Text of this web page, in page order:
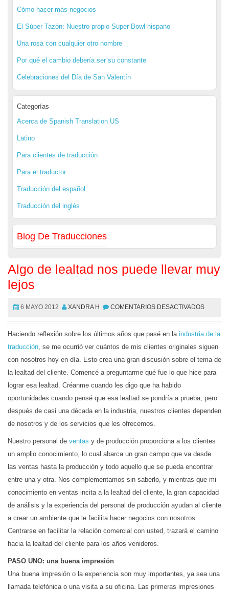
Cómo hacer más negocios
El Súper Tazón: Nuestro propio Super Bowl hispano
Una rosa con cualquier otro nombre
Por qué el cambio debería ser su constante
Celebraciones del Día de San Valentín
Categorías
Acerca de Spanish Translation US
Latino
Para clientes de traducción
Para el traductor
Traducción del español
Traducción del inglés
Blog De Traducciones
Algo de lealtad nos puede llevar muy
lejos
6 MAYO 2012 XANDRA H COMENTARIOS DESACTIVADOS
Haciendo reflexión sobre los últimos años que pasé en la industria de la
traducción, se me ocurrió ver cuántos de mis clientes originales siguen
con nosotros hoy en día. Esto crea una gran discusión sobre el tema de
la lealtad del cliente. Comencé a preguntarme qué fue lo que hice para
lograr esa lealtad. Créanme cuando les digo que ha habido
oportunidades cuando pensé que esa lealtad se pondría a prueba, pero
después de casi una década en la industria, nuestros clientes dependen
de nosotros y de los servicios que les ofrecemos.
Nuestro personal de ventas y de producción proporciona a los clientes
un amplio conocimiento, lo cual abarca un gran campo que va desde
las ventas hasta la producción y todo aquello que se pueda encontrar
entre una y otra. Nos complementamos sin saberlo, y mientras que mi
conocimiento en ventas incita a la lealtad del cliente, la gran capacidad
de análisis y la experiencia del personal de producción ayudan al cliente
a crear un ambiente que le facilita hacer negocios con nosotros.
Centrarse en facilitar la relación comercial con usted, trazará el camino
hacia la lealtad del cliente para los años venideros.
PASO UNO: una buena impresión
Una buena impresión o la experiencia son muy importantes, ya sea una
llamada telefónica o una visita a su oficina. Las primeras impresiones